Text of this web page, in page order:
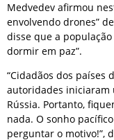
Medvedev afirmou
envolvendo drones”
disse que a população
dormir em paz”.
“Cidadãos dos países
autoridades iniciaram
Rússia. Portanto,
nada. O sonho
perguntar o motivo!”,